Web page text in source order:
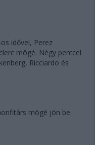
idővel, Perez
mögé. Négy perccel
Ricciardo és
mögé jön be.